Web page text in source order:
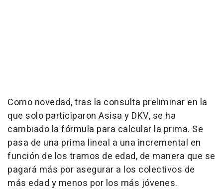
Como novedad, tras la consulta preliminar en la
que solo participaron Asisa y DKV, se ha
cambiado la fórmula para calcular la prima. Se
pasa de una prima lineal a una incremental en
función de los tramos de edad, de manera que se
pagará más por asegurar a los colectivos de
más edad y menos por los más jóvenes.